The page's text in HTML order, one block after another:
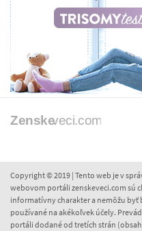
Copyright © 2019 | Tento web je v
webovom portáli zenskeveci.com sú
informatívny charakter a nemôžu byť
používané na akékoľvek účely.
portáli dodané od tretích strán